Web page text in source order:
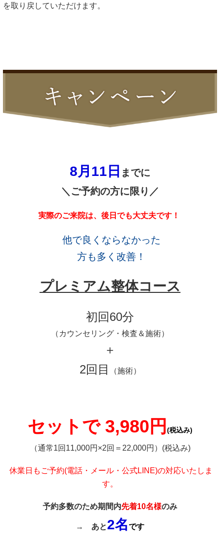
を取り戻していただけます。
8月11 日 までに
＼ご予約の方に限り／
実際のご来院は、後日でも大丈夫です！
他で良くならなかった
方も多く改善！
プレミアム整体コース
初回60分
（カウンセリング・検査＆施術）
＋
2回目
（施術）
セットで 3,980円 (税込み)
（通常1回11,000円×2回＝22,000円）(税込み)
休業日もご予約(電話・メール・公式LINE)の対応いたしま
す。
予約多数のため期間内先着10名様のみ
→ あと2名です